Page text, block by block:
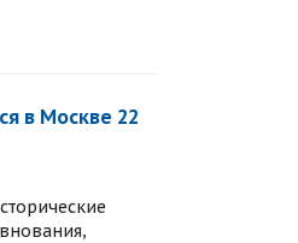
в Москве 22